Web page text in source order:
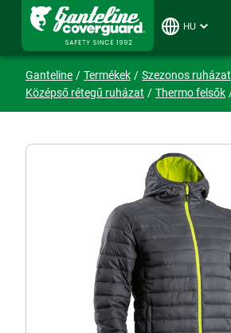
HU
Ganteline Termékek
Szezonos ruházat
Középső rétegű ruházat
Thermo felsők